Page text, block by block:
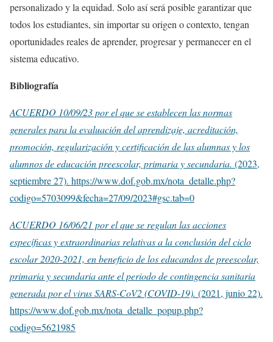
personalizado y la equidad. Solo así será posible garantizar que
todos los estudiantes, sin importar su origen o contexto, tengan
oportunidades reales de aprender, progresar y permanecer en el
sistema educativo.
Bibliografía
ACUERDO 10/09/23 por el que se establecen las normas
generales para la evaluación del aprendizaje, acreditación,
promoción, regularización y certificación de las alumnas y los
alumnos de educación preescolar, primaria y secundaria. (2023,
septiembre 27). https://www.dof.gob.mx/nota_detalle.php?
codigo=5703099&fecha=27/09/2023#gsc.tab=0
ACUERDO 16/06/21 por el que se regulan las acciones
específicas y extraordinarias relativas a la conclusión del ciclo
escolar 2020-2021, en beneficio de los educandos de preescolar,
primaria y secundaria ante el periodo de contingencia sanitaria
generada por el virus SARS-CoV2 (COVID-19). (2021, junio 22).
https://www.dof.gob.mx/nota_detalle_popup.php?
codigo=5621985